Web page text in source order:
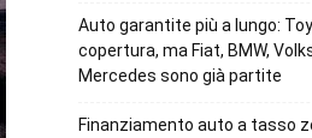
Auto garantite più a lungo:
copertura, ma Fiat, BMW,
Mercedes sono già partite
Finanziamento auto a tasso